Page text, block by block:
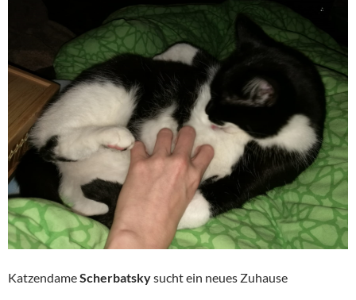
KatzendameScherbatskysucht ein neues Zuhause